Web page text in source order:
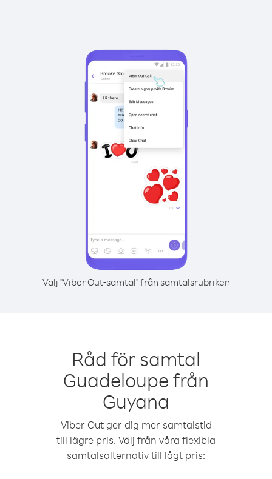
Välj "Viber Out-samtal" från samtalsrubriken
Råd för samtal
Guadeloupe från
Guyana
Viber Out ger dig mer samtalstid
till lägre pris. Välj från våra flexibla
samtalsalternativ till lågt pris: